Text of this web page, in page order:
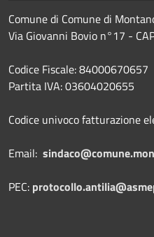
Comune di Comune di
Via Giovanni Bovio n°17 -
Codice Fiscale: 84000670657
Partita IVA: 03604020655
Codice univoco fatturazione
Email:
PEC: